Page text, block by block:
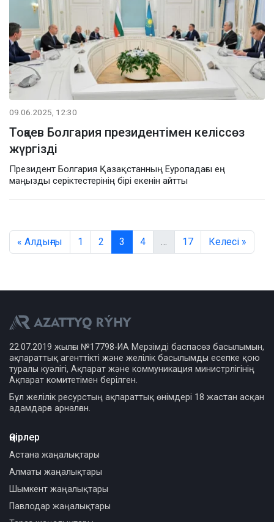
09.06.2025, 12:30
Тоқаев Болгария президентімен келіссөз
жүргізді
Президент Болгария Қазақстанның Еуропадағы ең
маңызды серіктестерінің бірі екенін айтты
« Алдыңғы 1 2 3 4 17 Келесі »
22.07.2019 жылғы №17798-ИА Мерзімді баспасөз басылымын,
ақпараттық агенттікті және желілік басылымды есепке қою
туралы куәлігі, Ақпарат және коммуникация министрлігінің
Ақпарат комитетімен берілген.
Бұл желілік ресурстың ақпараттық өнімдері 18 жастан асқан
адамдарға арналған.
Өңірлер
Астана жаңалықтары
Алматы жаңалықтары
Шымкент жаңалықтары
Павлодар жаңалықтары